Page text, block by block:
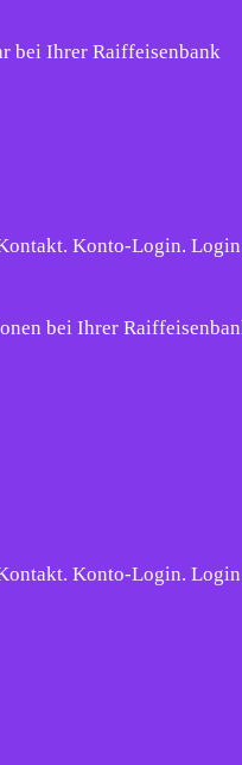
bei Ihrer Raiffeisenbank
Konto-Login.
bei Ihrer
Konto-Login.